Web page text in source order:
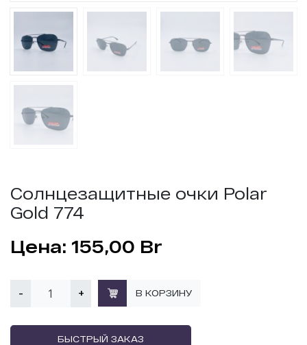
Солнцезащитные очки Polar
Gold 774
155,00 Br
- + В КОРЗИНУ
БЫСТРЫЙ ЗАКАЗ